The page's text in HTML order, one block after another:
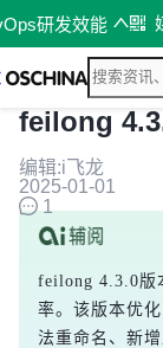
研发效能
feilong
编辑:i飞龙
2025-01-01
1
feilong 4.3.0版
率。该版本优
法重命名、新